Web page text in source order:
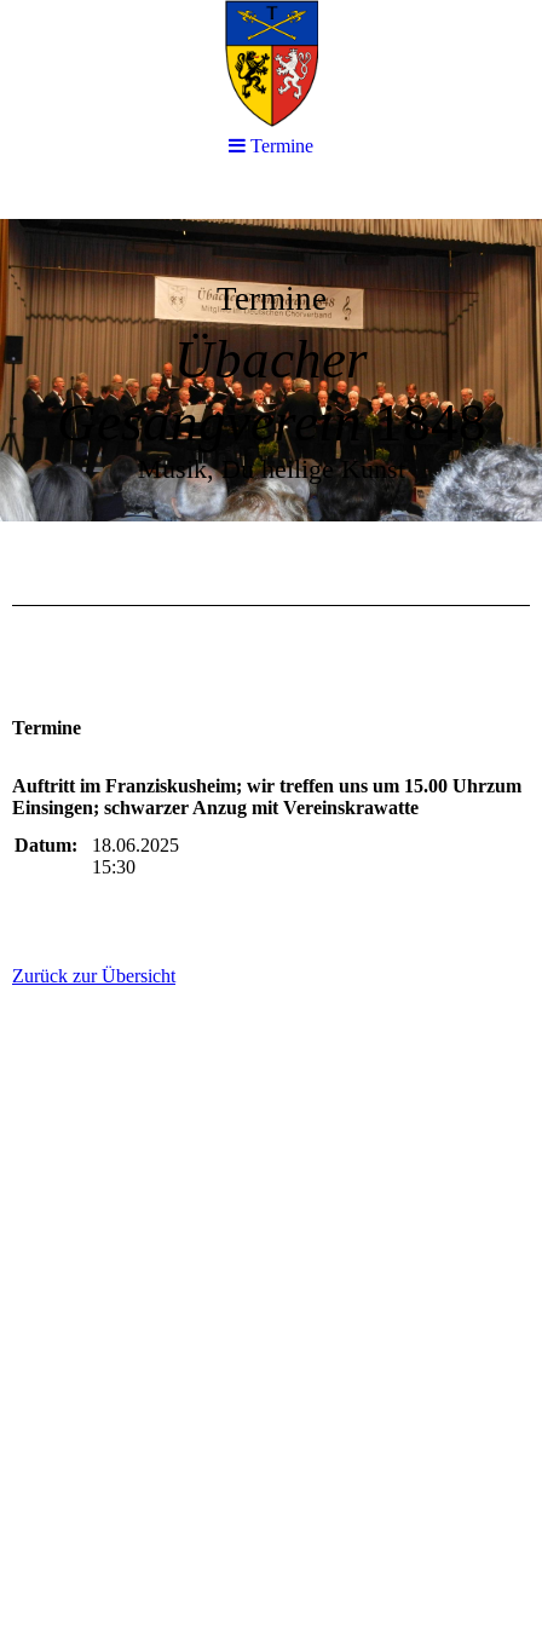
Termine
Übacher
Gesangverein1848
Musik, Du heilige Kunst
Termine
Auftritt im Franziskusheim; wir treffen uns um 15.00 Uhrzum
Einsingen; schwarzer Anzug mit Vereinskrawatte
Datum:
18.06.2025
15:30
Zurück zur Übersicht
Termine